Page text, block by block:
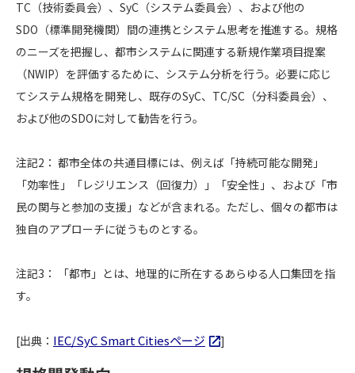
TC（技術委員会）、SyC（システム委員会）、および他の
SDO（標準開発機関）間の連携とシステム思考を推進する。規格
のニーズを把握し、都市システムに関連する新規作業項目提案
（NWIP）を評価するために、システム分析を行う。必要に応じ
てシステム規格を開発し、既存のSyC、TC/SC（分科委員会）、
および他のSDOに対して勧告を行う。
注記2： 都市全体の共通目標には、例えば「持続可能な開発」
「効率性」「レジリエンス（回復力）」「安全性」、および「市
民の関与と参加の支援」などが含まれる。ただし、個々の都市は
独自のアプローチに従うものとする。
注記3： 「都市」とは、地理的に所在するあらゆる人口集団を指
す。
[出典： IEC/SyC Smart Citiesページ ]